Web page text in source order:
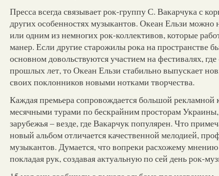
Пресса всегда связывает рок-группу С. Вакарчука с
других особенностях музыкантов. Океан Ельзи можно
или одним из немногих рок-коллективов, которые
манер. Если другие старожилы рока на пространстве
основном довольствуются участием на фестивалях,
прошлых лет, то Океан Ельзи стабильно выпускает
своих поклонников новыми нотками творчества.
Каждая премьера сопровождается большой рекламной
месячными турами по бескрайним просторам
зарубежья – везде, где Вакарчук популярен. Что
новый альбом отличается качественной мелодией,
музыкантов. Думается, что вопреки расхожему мнению
покладая рук, создавая актуальную по сей день рок-